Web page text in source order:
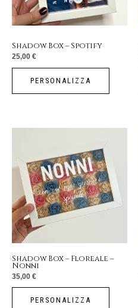
Shadow Box – Spotify
25,00 €
PERSONALIZZA
Shadow Box – Floreale –
Nonni
35,00 €
PERSONALIZZA